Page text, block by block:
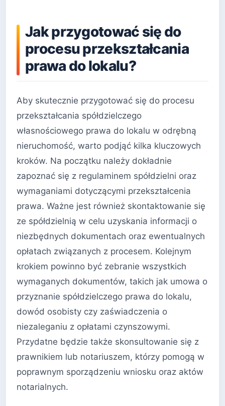
Jak przygotować się do
procesu przekształcania
prawa do lokalu?
Aby skutecznie przygotować się do procesu
przekształcania spółdzielczego
własnościowego prawa do lokalu w odrębną
nieruchomość, warto podjąć kilka kluczowych
kroków. Na początku należy dokładnie
zapoznać się z regulaminem spółdzielni oraz
wymaganiami dotyczącymi przekształcenia
prawa. Ważne jest również skontaktowanie się
ze spółdzielnią w celu uzyskania informacji o
niezbędnych dokumentach oraz ewentualnych
opłatach związanych z procesem. Kolejnym
krokiem powinno być zebranie wszystkich
wymaganych dokumentów, takich jak umowa o
przyznanie spółdzielczego prawa do lokalu,
dowód osobisty czy zaświadczenia o
niezaleganiu z opłatami czynszowymi.
Przydatne będzie także skonsultowanie się z
prawnikiem lub notariuszem, którzy pomogą w
poprawnym sporządzeniu wniosku oraz aktów
notarialnych.